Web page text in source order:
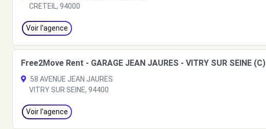
CRETEIL, 94000
Voir l'agence
Free2Move Rent - GARAGE JEAN JAURES - VITRY SUR SEINE (C)
58 AVENUE JEAN JAURES
VITRY SUR SEINE, 94400
Voir l'agence